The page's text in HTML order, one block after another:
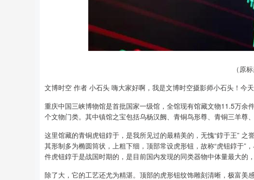
（原
文博时空 作者 小石头 嗨大家好啊，我是文博时空摄影师小石头！今
重庆中国三峡博物馆是首批国家一级馆，全馆现有馆藏文物11.5万余
个文物门类。其中镇馆之宝包括乌杨汉阙、青铜鸟形尊、青铜三羊尊
这里馆藏的青铜虎钮錞于，是我所见过的最精美的，无愧“錞于王” 之
其形制多为椭圆筒状，上粗下细，顶部常设虎形钮，故称“虎钮錞于”
件虎钮錞于是战国时期的，是目前国内发现的同类器物中体量最大的
除了大，它的工艺还尤为精湛。顶部的虎形钮纹饰雕刻清晰，极富美